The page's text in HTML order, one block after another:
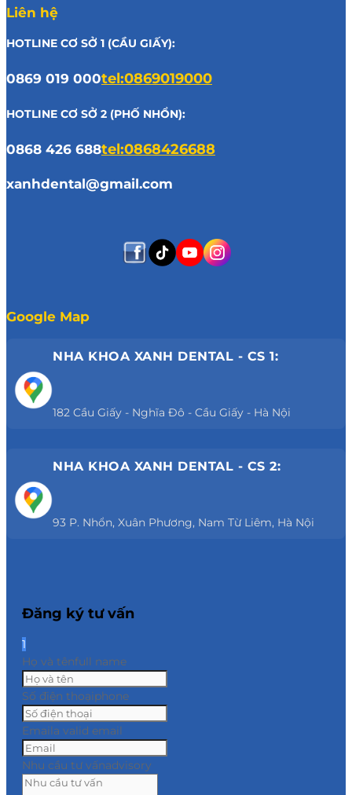
Liên hệ
HOTLINE CƠ SỞ 1 (CẦU GIẤY):
0869 019 000tel:0869019000
HOTLINE CƠ SỞ 2 (PHỐ NHỔN):
0868 426 688tel:0868426688
xanhdental@gmail.com
Google Map
NHA KHOA XANH DENTAL - CS 1:
182 Cầu Giấy - Nghĩa Đô - Cầu Giấy - Hà Nội
NHA KHOA XANH DENTAL - CS 2:
93 P. Nhổn, Xuân Phương, Nam Từ Liêm, Hà Nội
Đăng ký tư vấn
1
Họ và tênfull name
Số điện thoạiphone
Emaila valid email
Nhu cầu tư vấnadvisory